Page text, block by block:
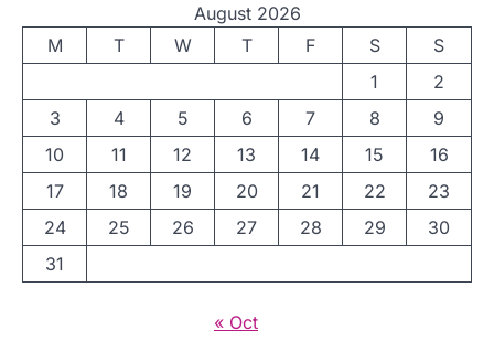
August 2026
M
T W T F S
S
1
2
3
4 5 6 7 8
9
10
11 12 13 14 15
16
17
18 19 20 21 22
23
24
25 26 27 28 29
30
31
« Oct